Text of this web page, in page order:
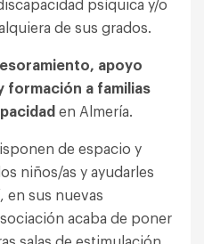
de sus grados.
apoyo
a familias
en Almería.
de espacio y
niños/as y ayudarles
en sus nuevas
acaba de poner